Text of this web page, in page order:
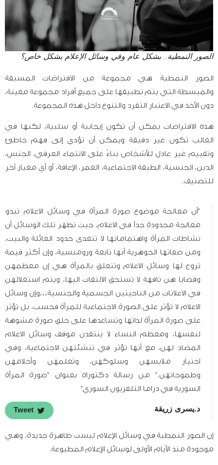
الصور النمطية.. بشكل عام وفي وسائل الإعلام بشكل خاص؟
الصور النمطية هي مجموعة من الافتراضات المسبقة
والمبسطة التي يتم تطبيقها على جميع أفراد مجموعة معينة،
دون الأخذ في الاعتبار التفرد والتنوع داخل هذه المجموعة.
هذه الافتراضات يمكن أن تكون إيجابية أو سلبية، لكنها في
الغالب تكون غير دقيقة ويمكن أن تؤدي إلى فهم خاطئ
وتقييم غير عادل للأشخاص بناءً على الانتماء العرقي، الجنس،
الدين، الجنسية، الطبقة الاجتماعية، العمر، الإعاقة، أو أي معيار آخر
للتصنيف.
"أن معالجة موضوع صورة المرأة في وسائل الاعلام تبدو
معالجة محدودة جداً في الاعلام، حيث تظهر تلك الوسائل أن
نشاطات المرأة واهتماماتها لا تتعدى حدود العائلة والبيت،
ومن صفاتها الجوهرية أنها تابعة ورومنسية، وإن أكثر قيمة
تروج لها وسائل الاعلام وتتعلق بالمرأة هي إن معظمهن
وقضايا هن تافهة لا تستحق الالتفات اليها، ويتم استغلالهن
في الاعلانات من الناحيتين الجسمية والجنسية…وإن وسائل
الاعلام لا تؤثر على الصورة الاجتماعية للمرأة فحسب، بل تؤثر
على صورة المرأة لذاتها وتساعدها على خلق صورة مشوهة
لنفسها، ومعظم النساء لا ينتقدن موقف وسائل الاعلام
المضاد لهن، مع أنها تؤثر في تنشئتهن الاجتماعية، وفي
اختيار ملابسهن وسلوكهن، وتعلمهن وأحلامهن
وطموحاتهن." من رسالة دكتوراه بعنوان "صورة المرأة
السورية في دراما التلفزيون السوري"
د.يسرى زريقة Tweet
إن الصور النمطية في وسائل الإعلام ليست ظاهرة جديدة، وهي
موجودة منذ الأيام الأولى لوسائل الإعلام المطبوعة.